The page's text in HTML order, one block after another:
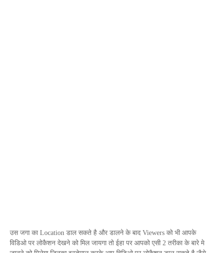
उस जगा का Location डाल सकते है और डालने के बाद Viewers को भी आपके
विडिओ पर लोकैशन देखने को मिल जायगा तो ईहा पर आपको एसी 2 तरीका के बारे मे